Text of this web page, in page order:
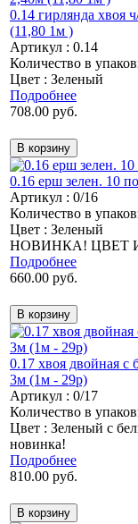
0.14 гирлянда хвоя
(11,80 1м )
Артикул : 0.14
Количество в
Цвет : Зеленый
Подробнее
708.00 руб.
0.16 ерш зелен. 10
Артикул : 0/16
Количество в
Цвет : Зеленый
НОВИНКА! ЦВЕТ
Подробнее
660.00 руб.
0.17 хвоя двойная с
3м (1м - 29р)
Артикул : 0/17
Количество в
Цвет : Зеленый с
новинка!
Подробнее
810.00 руб.